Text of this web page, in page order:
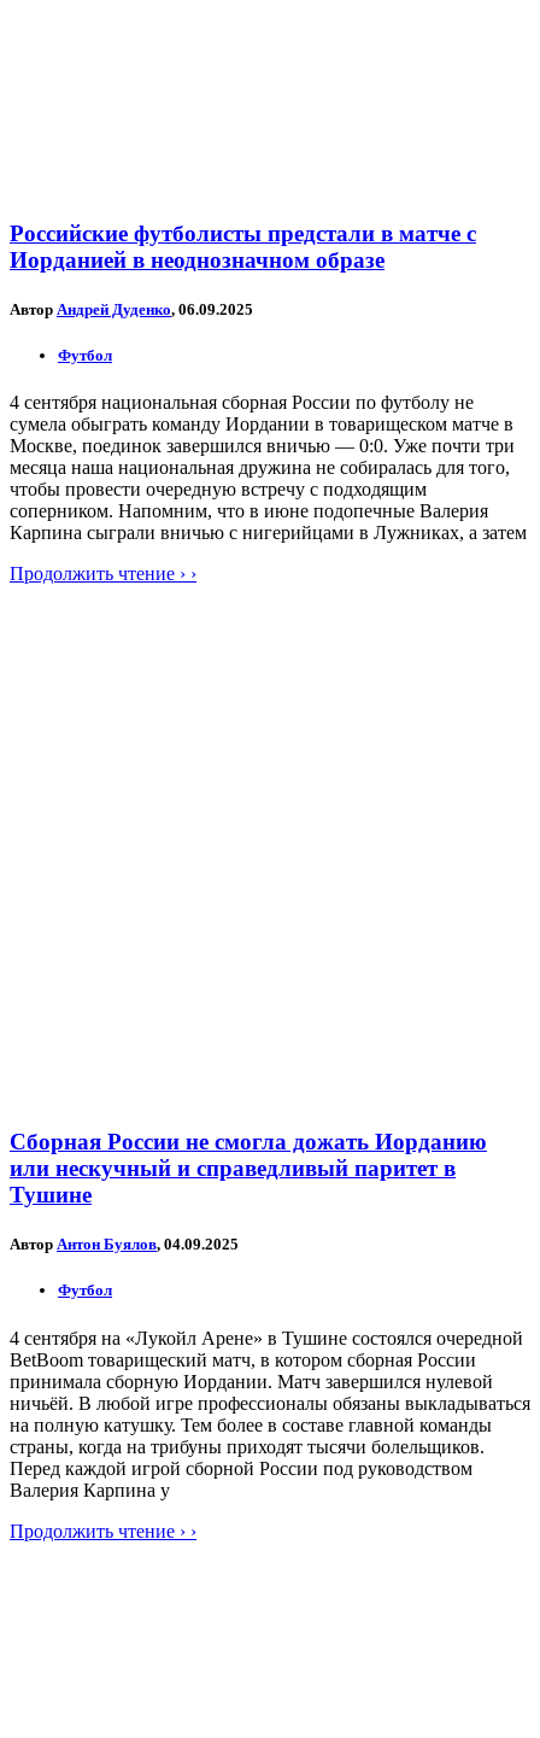
Российские футболисты предстали в матче с
Иорданией в неоднозначном образе
Автор Андрей Дуденко, 06.09.2025
Футбол
4 сентября национальная сборная России по футболу не
сумела обыграть команду Иордании в товарищеском матче в
Москве, поединок завершился вничью — 0:0. Уже почти три
месяца наша национальная дружина не собиралась для того,
чтобы провести очередную встречу с подходящим
соперником. Напомним, что в июне подопечные Валерия
Карпина сыграли вничью с нигерийцами в Лужниках, а затем
Продолжить чтение › ›
Сборная России не смогла дожать Иорданию
или нескучный и справедливый паритет в
Тушине
Автор Антон Буялов, 04.09.2025
Футбол
4 сентября на «Лукойл Арене» в Тушине состоялся очередной
BetBoom товарищеский матч, в котором сборная России
принимала сборную Иордании. Матч завершился нулевой
ничьёй. В любой игре профессионалы обязаны выкладываться
на полную катушку. Тем более в составе главной команды
страны, когда на трибуны приходят тысячи болельщиков.
Перед каждой игрой сборной России под руководством
Валерия Карпина у
Продолжить чтение › ›